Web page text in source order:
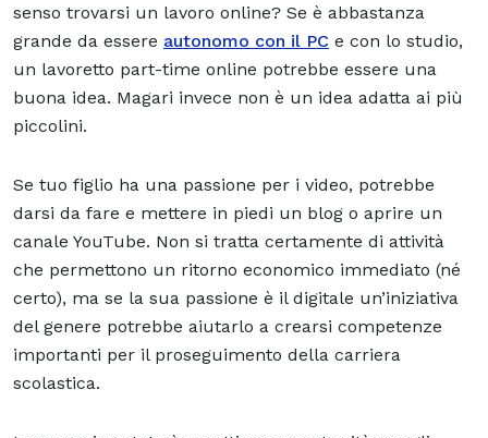
senso trovarsi un lavoro online? Se è abbastanza
grande da essere autonomo con il PC e con lo studio,
un lavoretto part-time online potrebbe essere una
buona idea. Magari invece non è un idea adatta ai più
piccolini.
Se tuo figlio ha una passione per i video, potrebbe
darsi da fare e mettere in piedi un blog o aprire un
canale YouTube. Non si tratta certamente di attività
che permettono un ritorno economico immediato (né
certo), ma se la sua passione è il digitale un’iniziativa
del genere potrebbe aiutarlo a crearsi competenze
importanti per il proseguimento della carriera
scolastica.